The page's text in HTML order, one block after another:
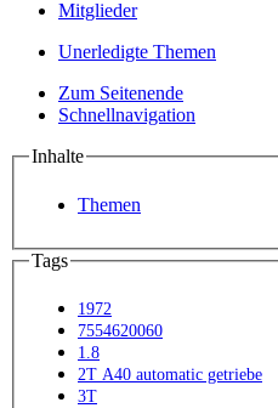
Mitglieder
Unerledigte Themen
Zum Seitenende
Schnellnavigation
Inhalte
Themen
Tags
1972
7554620060
1.8
2T A40 automatic getriebe
3T